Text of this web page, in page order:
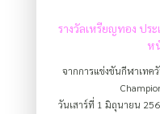
รางวัลเหรียญทอง ปร
ห
จากการแข่งขันกีฬาเทค
วันเสาร์ที่ 1 มิถุนายน